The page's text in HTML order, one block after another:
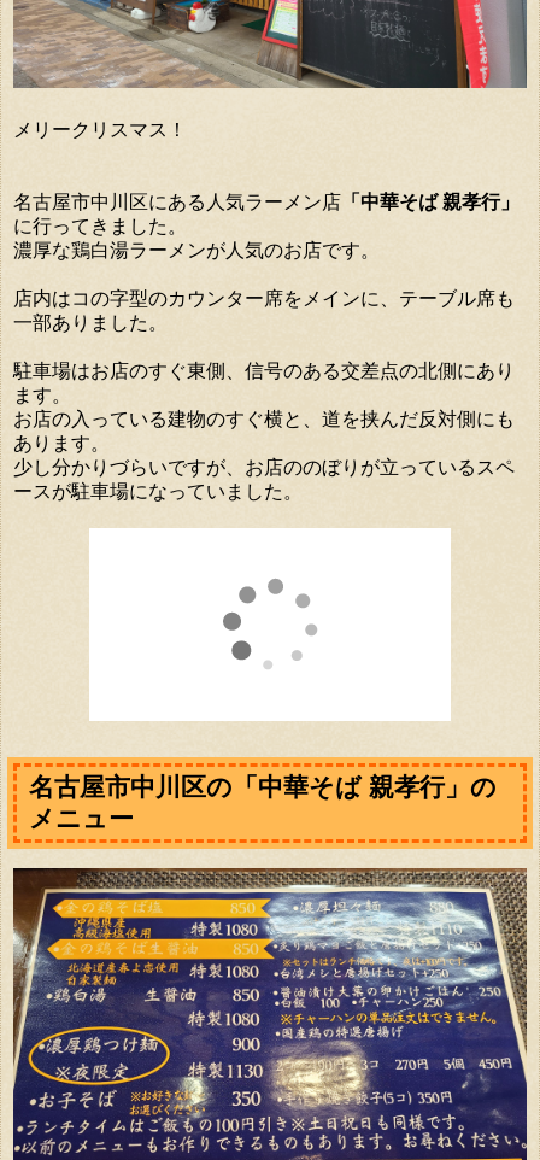
メリークリスマス！
名古屋市中川区にある人気ラーメン店 「中華そば 親孝行」
に行ってきました。
濃厚な鶏白湯ラーメンが人気のお店です。
店内はコの字型のカウンター席をメインに、テーブル席も
一部ありました。
駐車場はお店のすぐ東側、信号のある交差点の北側にあり
ます。
お店の入っている建物のすぐ横と、道を挟んだ反対側にも
あります。
少し分かりづらいですが、お店ののぼりが立っているスペ
ースが駐車場になっていました。
名古屋市中川区の「中華そば 親孝行」の
メニュー